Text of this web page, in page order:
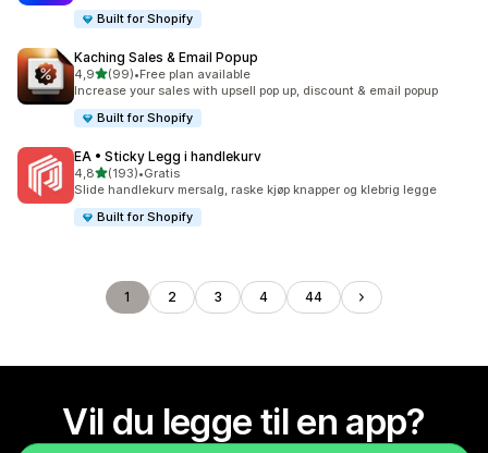
Built for Shopify
Kaching Sales & Email Popup
4,9av 5 stjerner
(99)
Totalt 99 omtaler
•Free plan available
Increase your sales with upsell pop up, discount & email popup
Built for Shopify
EA • Sticky Legg i handlekurv
4,8av 5 stjerner
(193)
Totalt 193 omtaler
•Gratis
Slide handlekurv mersalg, raske kjøp knapper og klebrig legge
Built for Shopify
1 2 3 4 44
Vil du legge til en app?